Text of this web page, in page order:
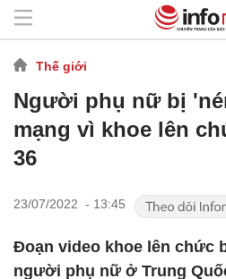
Thế giới
Người phụ nữ bị
mạng vì khoe lên
36
23/07/2022 - 13:45
Đoạn video khoe lên chức
người phụ nữ ở Trung